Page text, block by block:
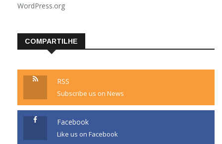
WordPress.org
COMPARTILHE
RSS
Subscribe us on News
Facebook
Like us on Facebook